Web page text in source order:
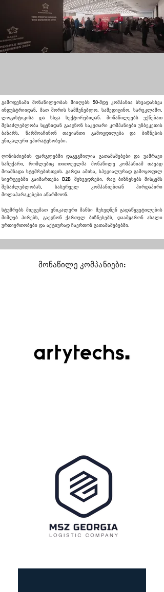
გამოფენაში მონაწილეობას მიიღებს 50-მდე კომპანია სხვადასხვა
ინდუსტრიიდან, მათ შორის სამშენებლო, სამედიცინო, სარეკლამო,
ლოგისტიკისა და სხვა სექტორებიდან. მონაწილეებს ექნებათ
შესაძლებლობა სცენიდან გააცნონ საკუთარი კომპანიები უზბეკეთის
ბაზარს, წარმოაჩინონ თავიანთი გამოცდილება და ბიზნესის
უნიკალური უპირატესობები.
ღონისძიების ფარგლებში დაგეგმილია გათამაშებები და უამრავი
საჩუქარი, რომლებიც თითოეულმა მონაწილე კომპანიამ თავად
მოამზადა სტუმრებისთვის. გარდა ამისა, სპეციალურად გამოყოფილ
სივრცეებში გაიმართება B2B შეხვედრები, რაც ბიზნესებს მისცემს
შესაძლებლობას, სასურველ კომპანიებთან პირდაპირი
მოლაპარაკებები აწარმოონ.
სტუმრებს მიეცემათ უნიკალური შანსი შეხვდნენ გადაწყვეტილების
მიმღებ პირებს, გაეცნონ ქართულ ბიზნესებს, დაამყარონ ახალი
ურთიერთობები და აქტიურად ჩაერთონ გათამაშებებში.
მონაწილე კომპანიები: